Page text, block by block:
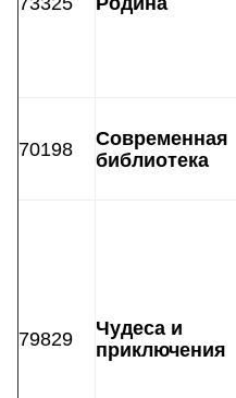
70198
Современная
библиотека
79829
Чудеса и
приключения